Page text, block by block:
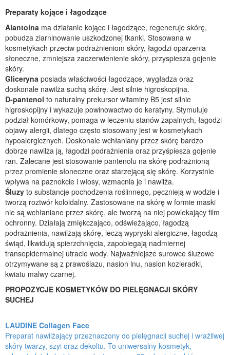
Preparaty kojące i łagodzące
Alantoina ma działanie kojące i łagodzące, regeneruje skórę,
pobudza ziarninowanie uszkodzonej tkanki. Stosowana w
kosmetykach przeciw podrażnieniom skóry, łagodzi oparzenia
słoneczne, zmniejsza zaczerwienienie skóry, przyspiesza gojenie
skóry.
Gliceryna posiada właściwości łagodzące, wygładza oraz
doskonale nawilża suchą skórę. Jest silnie higroskopijna.
D-pantenol to naturalny prekursor witaminy B5 jest silnie
higroskopijny i wykazuje powinowactwo do keratyny. Stymuluje
podział komórkowy, pomaga w leczeniu stanów zapalnych, łagodzi
objawy alergii, dlatego często stosowany jest w kosmetykach
hypoalergicznych. Doskonale wchłaniany przez skórę bardzo
dobrze nawilża ją, łagodzi podrażnienia oraz przyśpiesza gojenie
ran. Zalecane jest stosowanie pantenolu na skórę podrażnioną
przez promienie słoneczne oraz starzejącą się skórę. Korzystnie
wpływa na paznokcie i włosy, wzmacnia je i nawilża.
Śluzy to substancje pochodzenia roślinnego, pęcznieją w wodzie i
tworzą roztwór koloidalny. Zastosowane na skórę w formie maski
nie są wchłaniane przez skórę, ale tworzą na niej powlekający film
ochronny. Działają zmiękczająco, odświeżająco, łagodzą
podrażnienia, nawilżają skórę, leczą wypryski alergiczne, łagodzą
świąd, likwidują spierzchnięcia, zapobiegają nadmiernej
transepidermalnej utracie wody. Najważniejsze surowce śluzowe
otrzymywane są z prawoślazu, nasion lnu, nasion kozieradki,
kwiatu malwy czarnej.
PROPOZYCJE KOSMETYKÓW DO PIELĘGNACJI SKÓRY
SUCHEJ
LAUDINE Collagen Face
Preparat nawilżający przeznaczony do pielęgnacji suchej i wrażliwej
skóry twarzy, szyi oraz dekoltu. To uniwersalny kosmetyk,